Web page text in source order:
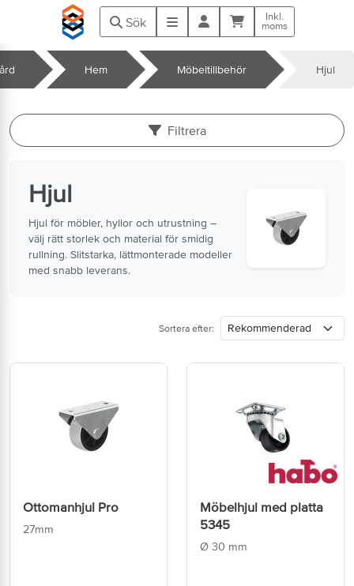
Hoppa till huvudinnehåll
Sök Meny Kundvagn
Inkl.
moms
Hem Möbeltillbehör Hjul
Filtrera
Hjul
Hjul för möbler, hyllor och utrustning –
välj rätt storlek och material för smidig
rullning. Slitstarka, lättmonterade modeller
med snabb leverans.
Sortera efter:
Ottomanhjul Pro
27mm
Möbelhjul med platta
5345
Ø 30 mm